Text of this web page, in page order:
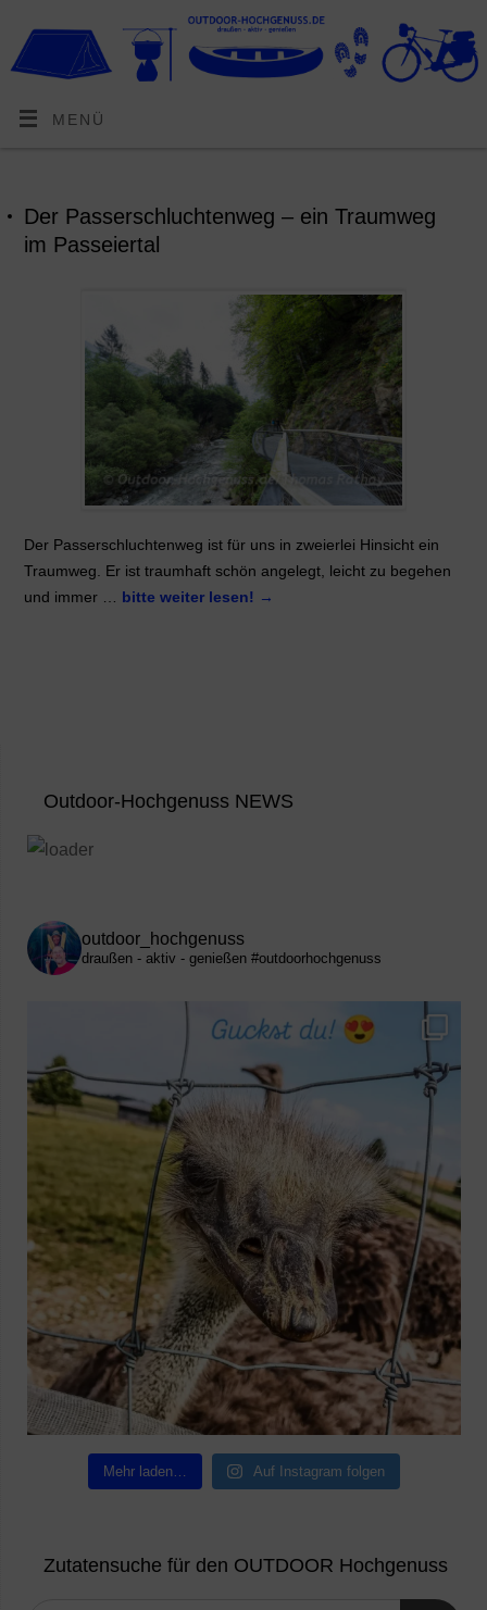
MENÜ
Der Passerschluchtenweg – ein Traumweg
im Passeiertal
Der Passerschluchtenweg ist für uns in zweierlei Hinsicht ein
Traumweg. Er ist traumhaft schön angelegt, leicht zu begehen
und immer … bitte weiter lesen! →
Outdoor-Hochgenuss NEWS
outdoor_hochgenuss
draußen - aktiv - genießen #outdoorhochgenuss
Mehr laden… Auf Instagram folgen
Zutatensuche für den OUTDOOR Hochgenuss